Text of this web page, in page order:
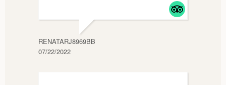
RENATARJ8969BB
07/22/2022